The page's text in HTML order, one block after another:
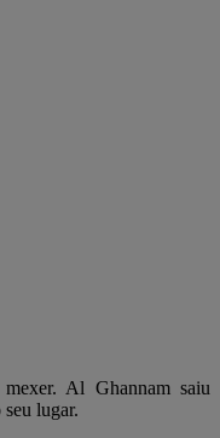
Al Ghannam saiu
lugar.